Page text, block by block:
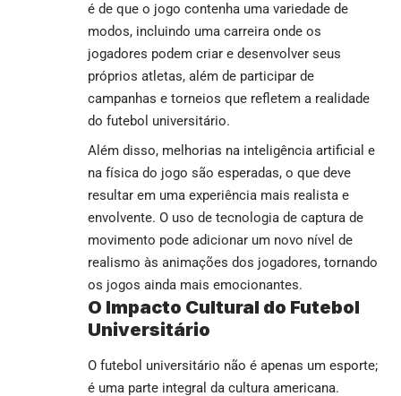
é de que o jogo contenha uma variedade de
modos, incluindo uma carreira onde os
jogadores podem criar e desenvolver seus
próprios atletas, além de participar de
campanhas e torneios que refletem a realidade
do futebol universitário.
Além disso, melhorias na inteligência artificial e
na física do jogo são esperadas, o que deve
resultar em uma experiência mais realista e
envolvente. O uso de tecnologia de captura de
movimento pode adicionar um novo nível de
realismo às animações dos jogadores, tornando
os jogos ainda mais emocionantes.
O Impacto Cultural do Futebol
Universitário
O futebol universitário não é apenas um esporte;
é uma parte integral da cultura americana.